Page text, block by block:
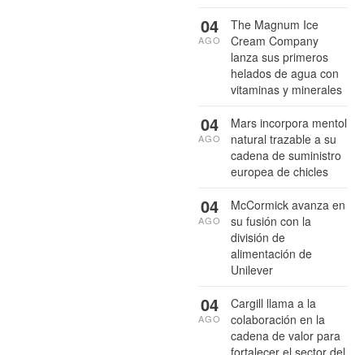
The Magnum Ice
Cream Company
lanza sus primeros
helados de agua con
vitaminas y minerales
04
AGO
Mars incorpora mentol
natural trazable a su
cadena de suministro
europea de chicles
04
AGO
McCormick avanza en
su fusión con la
división de
alimentación de
Unilever
04
AGO
Cargill llama a la
colaboración en la
cadena de valor para
fortalecer el sector del
04
AGO